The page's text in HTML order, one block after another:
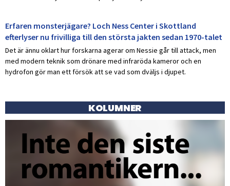
Erfaren monsterjägare? Loch Ness Center i Skottland
efterlyser nu frivilliga till den största jakten sedan 1970-talet
Det är ännu oklart hur forskarna agerar om Nessie går till attack, men
med modern teknik som drönare med infraröda kameror och en
hydrofon gör man ett försök att se vad som dväljs i djupet.
KOLUMNER